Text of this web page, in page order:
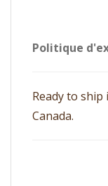
Politique
Ready to
Canada.